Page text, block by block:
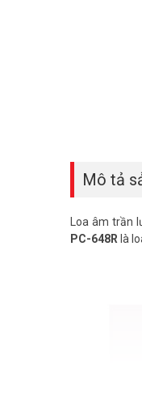
Mô tả
Loa âm trần
PC-648R là